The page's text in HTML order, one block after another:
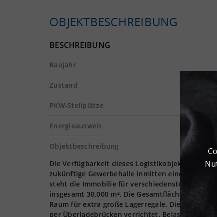
OBJEKTBESCHREIBUNG
BESCHREIBUNG
Baujahr
Zustand
PKW-Stellplätze
Energieausweis
Objektbeschreibung
Die Verfügbarkeit dieses Logistikobjekts
zukünftige Gewerbehalle inmitten einer
steht die Immobilie für verschiedenste
insgesamt 30.000 m². Die Gesamtfläche
Raum für extra große Lagerregale. Die Zufahrt
per Überladebrücken verrichtet. Belastbar ist